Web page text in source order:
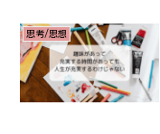
思考/思想